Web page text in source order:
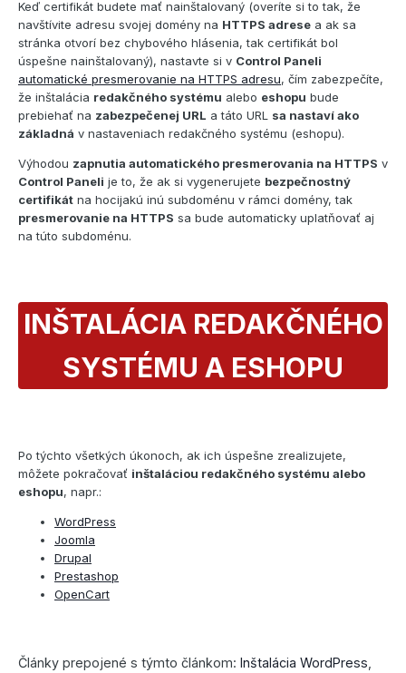
Keď certifikát budete mať nainštalovaný (overíte si to tak, že
navštívite adresu svojej domény na HTTPS adrese a ak sa
stránka otvorí bez chybového hlásenia, tak certifikát bol
úspešne nainštalovaný), nastavte si v Control Paneli
automatické presmerovanie na HTTPS adresu, čím zabezpečíte,
že inštalácia redakčného systému alebo eshopu bude
prebiehať na zabezpečenej URL a táto URL sa nastaví ako
základná v nastaveniach redakčného systému (eshopu).
Výhodou zapnutia automatického presmerovania na HTTPS v
Control Paneli je to, že ak si vygenerujete bezpečnostný
certifikát na hocijakú inú subdoménu v rámci domény, tak
presmerovanie na HTTPS sa bude automaticky uplatňovať aj
na túto subdoménu.
INŠTALÁCIA REDAKČNÉHO
SYSTÉMU A ESHOPU
Po týchto všetkých úkonoch, ak ich úspešne zrealizujete,
môžete pokračovať inštaláciou redakčného systému alebo
eshopu, napr.:
WordPress
Joomla
Drupal
Prestashop
OpenCart
Články prepojené s týmto článkom: Inštalácia WordPress